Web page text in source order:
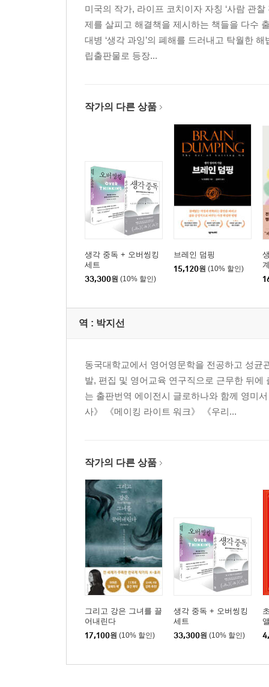
미국의 작가, 라이프 코치이자 자칭 ‘사람 관
제를 살피고 해결책을 제시하는 책들을 다수
대병 ‘생각 과잉’의 폐해를 드러내고 탁월한
립출판물로 등장...
작가의 다른 상품
생각 중독 + 오버씽킹
세트
33,300원 (10% 할인)
브레인 덤핑
15,120원 (10% 할인)
역 : 박지선
동국대학교에서 영어영문학을 전공하고 성
발, 편집 및 영어교육 연구직으로 근무한 뒤
는 출판번역 에이전시 글로하나와 함께 영미
사》 《메이킹 라이트 워크》 《우리...
작가의 다른 상품
그리고 강은 그녀를 끌
어내린다
17,100원 (10% 할인)
생각 중독 + 오버씽킹
세트
33,300원 (10% 할인)